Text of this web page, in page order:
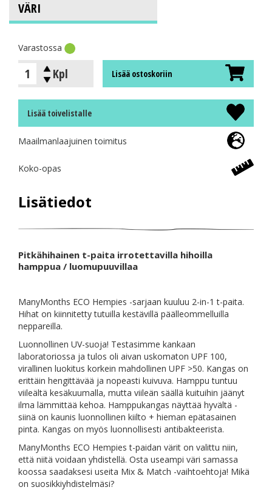
Varastossa
Kpl Lisää ostoskoriin
Lisää toivelistalle
Maailmanlaajuinen toimitus
Koko-opas
Lisätiedot
Pitkähihainen t-paita irrotettavilla hihoilla
hamppua / luomupuuvillaa
ManyMonths ECO Hempies -sarjaan kuuluu 2-in-1 t-paita.
Hihat on kiinnitetty tutuilla kestävillä päälleommelluilla
neppareilla.
Luonnollinen UV-suoja! Testasimme kankaan
laboratoriossa ja tulos oli aivan uskomaton UPF 100,
virallinen luokitus korkein mahdollinen UPF >50. Kangas on
erittäin hengittävää ja nopeasti kuivuva. Hamppu tuntuu
viileältä kesäkuumalla, mutta viileän säällä kuituihin jäänyt
ilma lämmittää kehoa. Hamppukangas näyttää hyvältä -
siinä on kaunis luonnollinen kiilto + hieman epätasainen
pinta. Kangas on myös luonnollisesti antibakteerista.
ManyMonths ECO Hempies t-paidan värit on valittu niin,
että niitä voidaan yhdistellä. Osta useampi väri samassa
koossa saadaksesi useita Mix & Match -vaihtoehtoja! Mikä
on suosikkiyhdistelmäsi?